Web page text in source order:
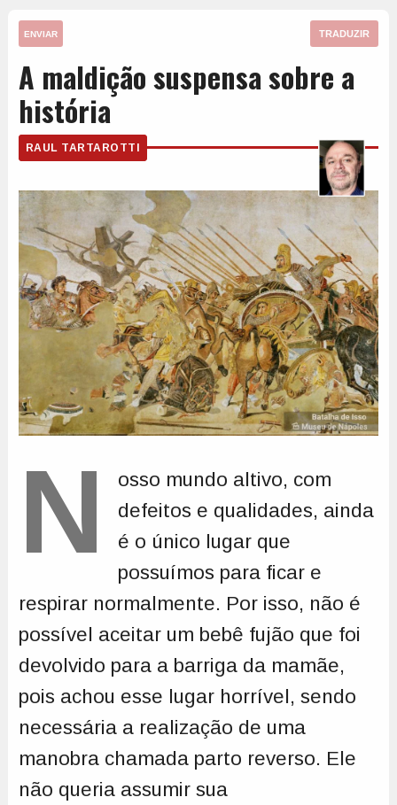
ENVIAR TRADUZIR
A maldição suspensa sobre a
história
RAUL TARTAROTTI
N
osso mundo altivo, com
defeitos e qualidades, ainda
é o único lugar que
possuímos para ficar e
respirar normalmente. Por isso, não é
possível aceitar um bebê fujão que foi
devolvido para a barriga da mamãe,
pois achou esse lugar horrível, sendo
necessária a realização de uma
manobra chamada parto reverso. Ele
não queria assumir sua